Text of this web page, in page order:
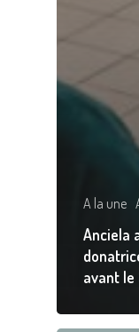
A la une
Anciela
avant le